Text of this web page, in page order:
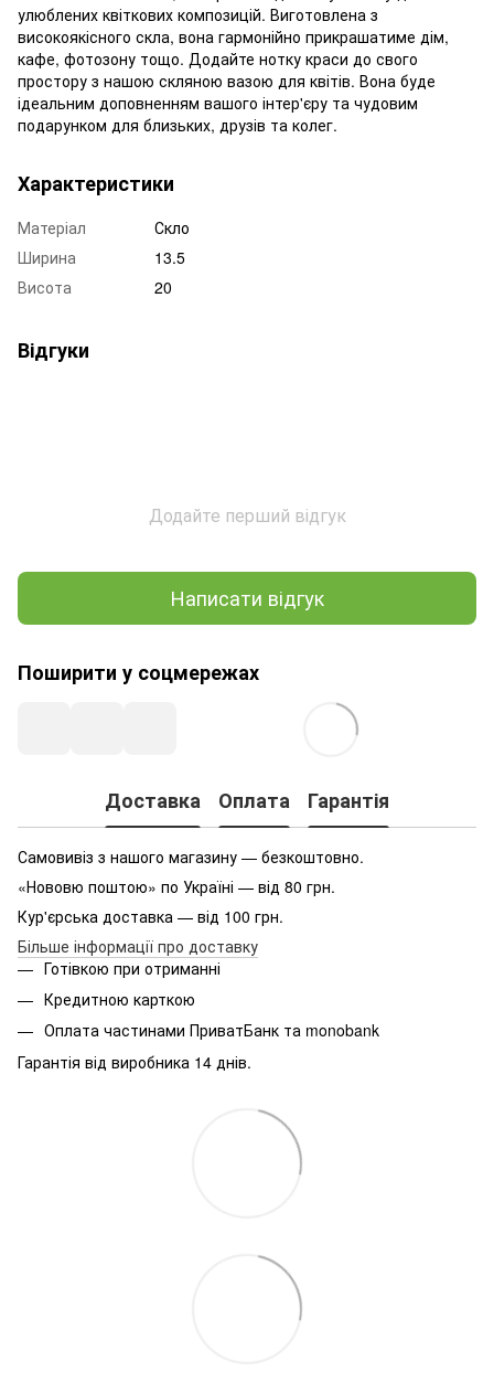
улюблених квіткових композицій. Виготовлена з
високоякісного скла, вона гармонійно прикрашатиме дім,
кафе, фотозону тощо. Додайте нотку краси до свого
простору з нашою скляною вазою для квітів. Вона буде
ідеальним доповненням вашого інтер'єру та чудовим
подарунком для близьких, друзів та колег.
Характеристики
Матеріал
Скло
Ширина
13.5
Висота
20
Відгуки
Додайте перший відгук
Написати відгук
Поширити у соцмережах
Доставка Оплата Гарантія
Самовивіз з нашого магазину — безкоштовно.
«Нововю поштою» по Україні — від 80 грн.
Кур'єрська доставка — від 100 грн.
Більше інформації про доставку
Готівкою при отриманні
Кредитною карткою
Оплата частинами ПриватБанк та monobank
Гарантія від виробника 14 днів.